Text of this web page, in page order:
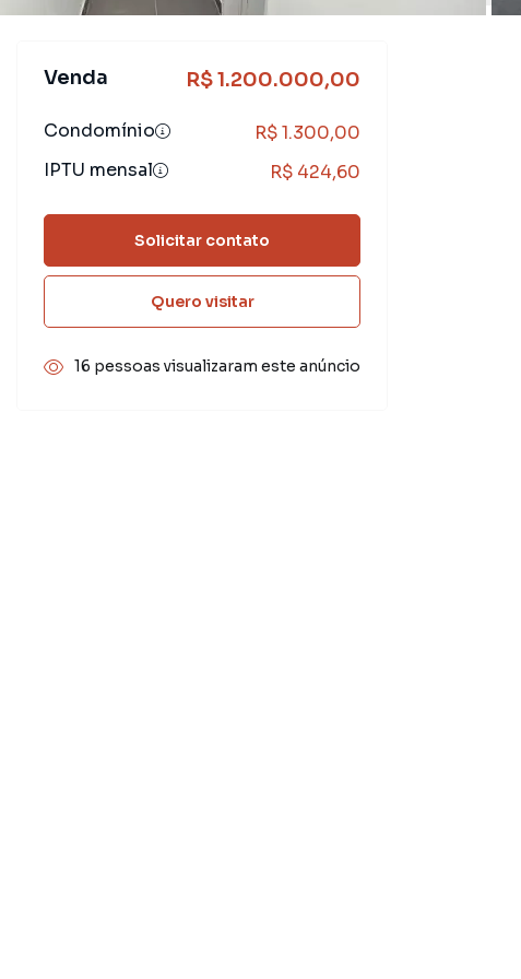
Venda R$ 1.200.000,00
Condomínio
R$ 1.300,00
IPTU mensal
R$ 424,60
Solicitar contato
Quero visitar
16 pessoas visualizaram este anúncio